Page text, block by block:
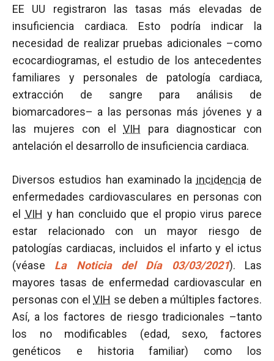
EE UU registraron las tasas más elevadas de
insuficiencia cardiaca. Esto podría indicar la
necesidad de realizar pruebas adicionales –como
ecocardiogramas, el estudio de los antecedentes
familiares y personales de patología cardiaca,
extracción de sangre para análisis de
biomarcadores– a las personas más jóvenes y a
las mujeres con elVIH
para diagnosticar con
antelación el desarrollo de insuficiencia cardiaca.
Diversos estudios han examinado la incidencia de
enfermedades cardiovasculares en personas con
el VIH y han concluido que el propio virus parece
estar relacionado con un mayor riesgo de
patologías cardiacas, incluidos el infarto y el ictus
(véase La Noticia del Día 03/03/2021). Las
mayores tasas de enfermedad cardiovascular en
personas con elVIH se deben a múltiples factores.
Así, a los factores de riesgo tradicionales –tanto
los no modificables (edad, sexo, factores
genéticos e historia familiar) como los